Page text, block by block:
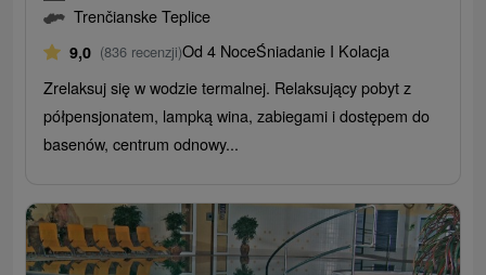
Trenčianske Teplice
9,0 (836 recenzji)Od 4 NoceŚniadanie I Kolacja
Zrelaksuj się w wodzie termalnej. Relaksujący pobyt z
półpensjonatem, lampką wina, zabiegami i dostępem do
basenów, centrum odnowy...